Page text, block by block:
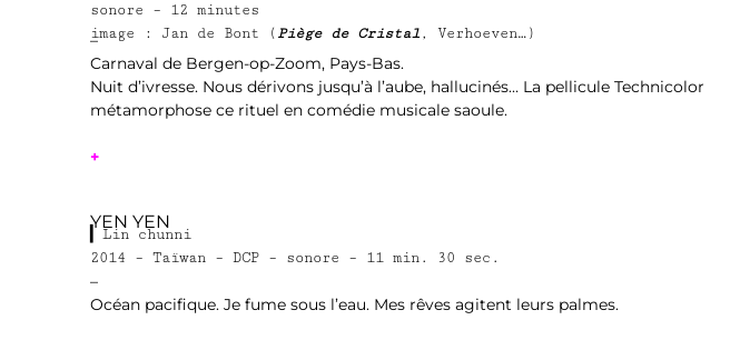
sonore – 12 minutes
image : Jan de Bont ( Piège de Cristal, Verhoeven…)
–
Carnaval de Bergen-op-Zoom, Pays-Bas.
Nuit d’ivresse. Nous dérivons jusqu’à l’aube, hallucinés… La pellicule Technicolor
métamorphose ce rituel en comédie musicale saoule.
+
YEN YEN
▎Lin chunni
2014 – Taïwan – DCP – sonore – 11 min. 30 sec.
–
Océan pacifique. Je fume sous l’eau. Mes rêves agitent leurs palmes.